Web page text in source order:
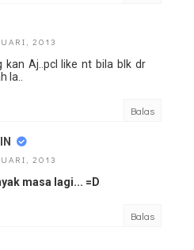
2013
kan Aj..pcl like nt bila blk dr
la..
Balas
2013
masa lagi... =D
Balas